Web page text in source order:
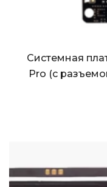
Системная
Pro (с